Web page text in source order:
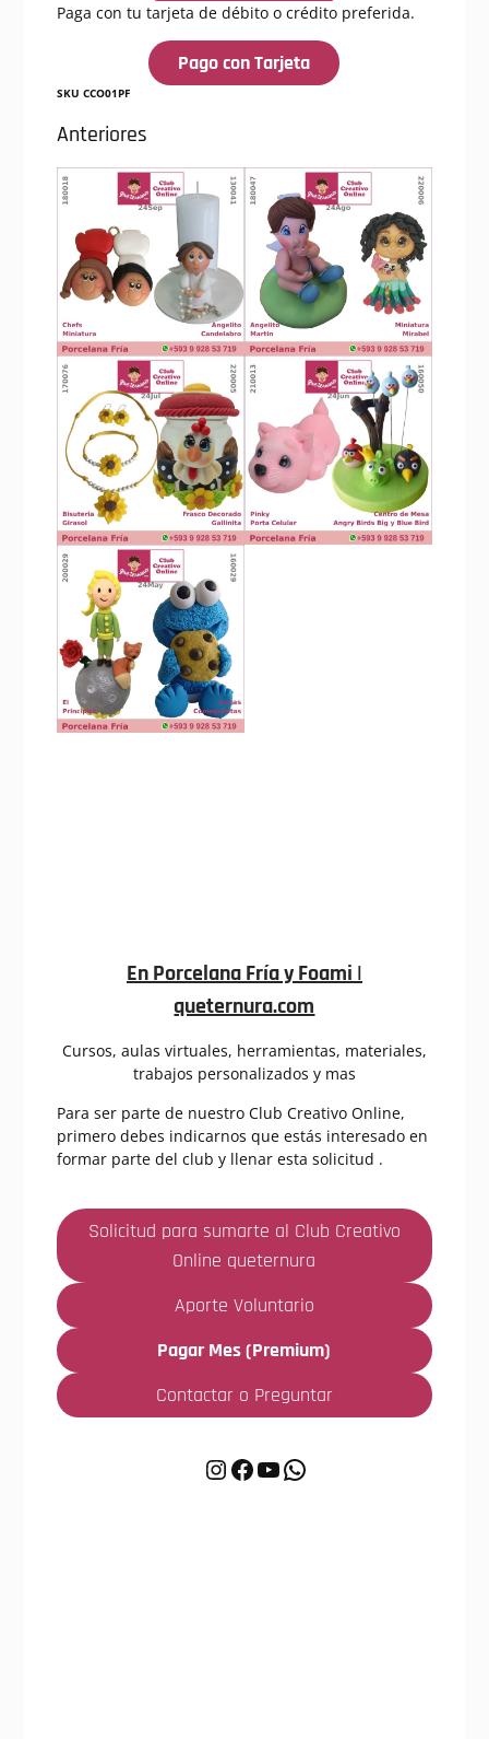
Paga con tu tarjeta de débito o crédito preferida.
Pago con Tarjeta
SKU CCO01PF
Anteriores
En Porcelana Fría y Foami |
queternura.com
Cursos, aulas virtuales, herramientas, materiales,
trabajos personalizados y mas
Para ser parte de nuestro Club Creativo Online,
primero debes indicarnos que estás interesado en
formar parte del club y llenar esta solicitud .
Solicitud para sumarte al Club Creativo
Online queternura
Aporte Voluntario
Pagar Mes (Premium)
Contactar o Preguntar
Instagram
Facebook
YouTube
WhatsApp